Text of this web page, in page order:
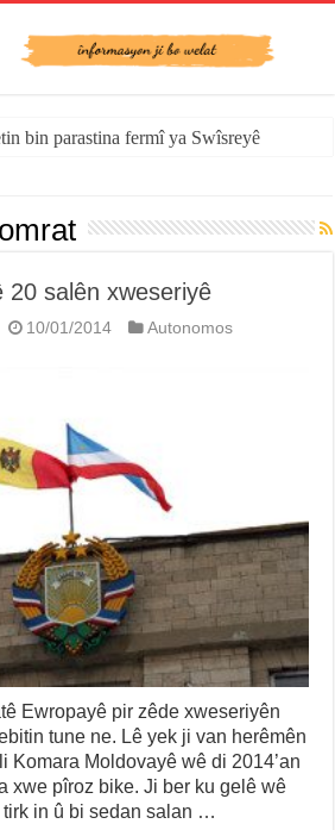
bin parastina fermî ya Swîsreyê
20 salên xweseriyê
10/01/2014
Autonomos
Ewropayê pir zêde xweseriyên
tune ne. Lê yek ji van herêmên
Komara Moldovayê wê di 2014’an
xwe pîroz bike. Ji ber ku gelê wê
in û bi sedan salan …